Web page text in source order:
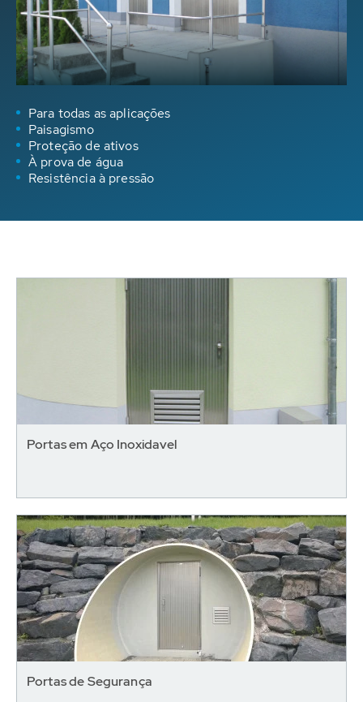
Para todas as aplicações
Paisagismo
Proteção de ativos
À prova de água
Resistência à pressão
Portas em Aço Inoxidavel
Portas de Segurança